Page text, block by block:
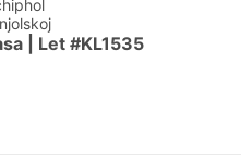
| Let #KL1535